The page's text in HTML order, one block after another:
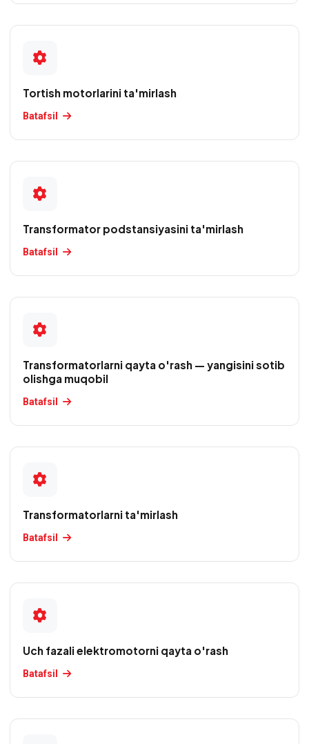
Tortish motorlarini ta'mirlash
Batafsil
Transformator podstansiyasini ta'mirlash
Batafsil
Transformatorlarni qayta o'rash — yangisini sotib
olishga muqobil
Batafsil
Transformatorlarni ta'mirlash
Batafsil
Uch fazali elektromotorni qayta o'rash
Batafsil